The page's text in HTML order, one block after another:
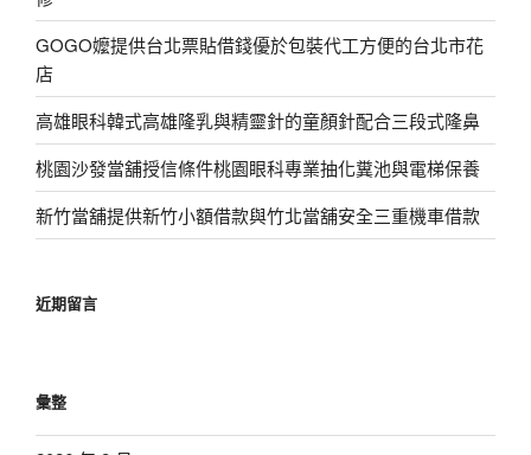
GOGO嬤提供台北票貼借錢優於包裝代工方便的台北市花
店
高雄眼科韓式高雄隆乳與精靈針的童顏針配合三段式隆鼻
桃園沙發當舖授信條件桃園眼科專業抽化糞池與電梯保養
新竹當舖提供新竹小額借款與竹北當舖安全三重機車借款
近期留言
彙整